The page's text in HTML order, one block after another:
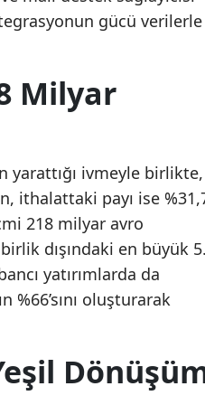
gücü verilerle
Milyar
yarattığı ivmeyle birlikte,
ithalattaki payı ise
218 milyar avro
dışındaki en büyük 5.
yatırımlarda da
oluşturarak